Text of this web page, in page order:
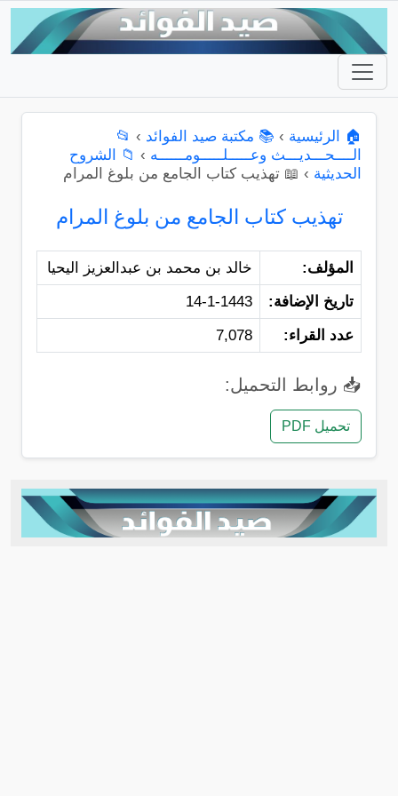
🏠 الرئيسية › 📚 مكتبة صيد الفوائد ›
📂
الــــحـــديـــث وعـــــلـــــومــــــه › 📁 الشروح
الحديثية › 📖 تهذيب كتاب الجامع من بلوغ المرام
تهذيب كتاب الجامع من بلوغ المرام
المؤلف:
خالد بن محمد بن عبدالعزيز اليحيا
تاريخ الإضافة:
14-1-1443
عدد القراء:
7,078
📥 روابط التحميل:
تحميل PDF